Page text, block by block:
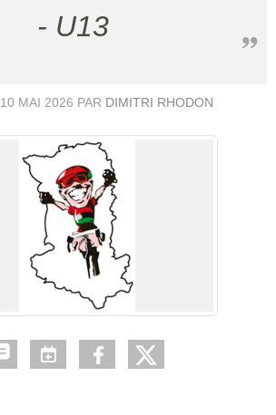
- U13
10 MAI 2026 PAR DIMITRI RHODON